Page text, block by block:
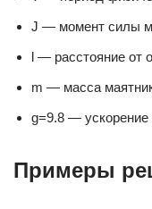
J — момент силы
l — расстояние от
m — масса
g=9.8 — ускорение
Примеры